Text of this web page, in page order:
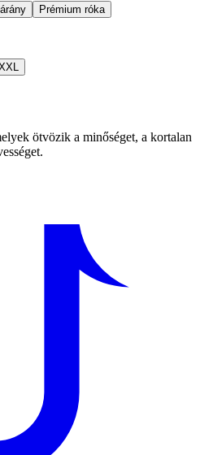
Prémium róka
ötvözik a minőséget, a kortalan